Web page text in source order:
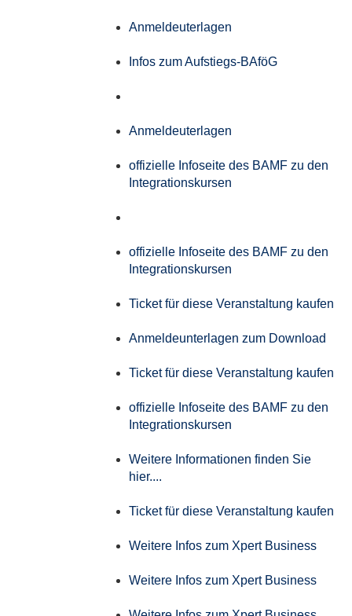
Anmeldeuterlagen
Infos zum Aufstiegs-BAföG
Anmeldeuterlagen
offizielle Infoseite des BAMF zu den
Integrationskursen
offizielle Infoseite des BAMF zu den
Integrationskursen
Ticket für diese Veranstaltung kaufen
Anmeldeunterlagen zum Download
Ticket für diese Veranstaltung kaufen
offizielle Infoseite des BAMF zu den
Integrationskursen
Weitere Informationen finden Sie
hier....
Ticket für diese Veranstaltung kaufen
Weitere Infos zum Xpert Business
Weitere Infos zum Xpert Business